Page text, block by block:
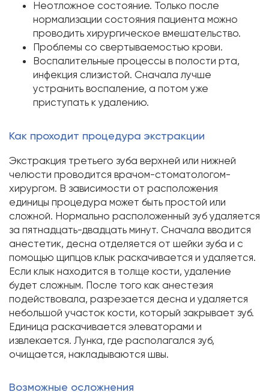
Неотложное состояние. Только после
нормализации состояния пациента можно
проводить хирургическое вмешательство.
Проблемы со свертываемостью крови.
Воспалительные процессы в полости рта,
инфекция слизистой. Сначала лучше
устранить воспаление, а потом уже
приступать к удалению.
Как проходит процедура экстракции
Экстракция третьего зуба верхней или нижней
челюсти проводится врачом-стоматологом-
хирургом. В зависимости от расположения
единицы процедура может быть простой или
сложной. Нормально расположенный зуб удаляется
за пятнадцать-двадцать минут. Сначала вводится
анестетик, десна отделяется от шейки зуба и с
помощью щипцов клык раскачивается и удаляется.
Если клык находится в толще кости, удаление
будет сложным. После того как анестезия
подействовала, разрезается десна и удаляется
небольшой участок кости, который закрывает зуб.
Единица раскачивается элеваторами и
извлекается. Лунка, где располагался зуб,
очищается, накладываются швы.
Возможные осложнения